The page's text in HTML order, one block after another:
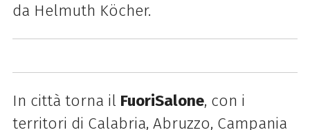
da Helmuth Köcher.
In città torna il FuoriSalone, con i
territori di Calabria, Abruzzo, Campania